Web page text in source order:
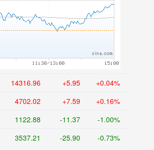
14316.96 +5.95 +0.04%
4702.02 +7.59 +0.16%
1122.88 -11.37 -1.00%
3537.21 -25.90 -0.73%